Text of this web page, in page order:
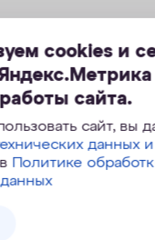
и
железа
cookies и
сайта.
сайт, вы
данных
Политике